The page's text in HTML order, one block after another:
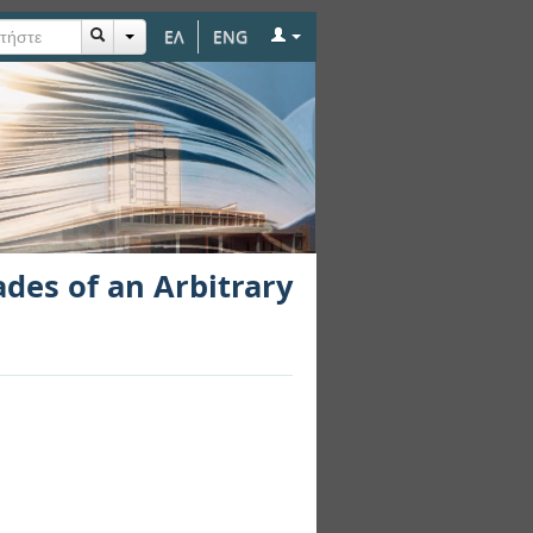
ΕΛ ENG
Switching
of an Arbitrary